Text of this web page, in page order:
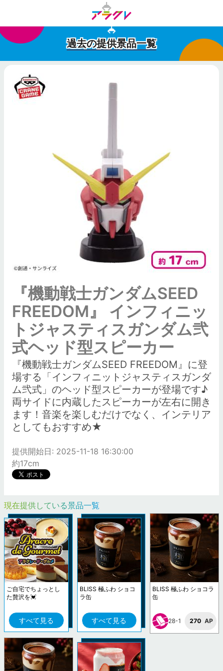
過去の提供景品一覧
『機動戦士ガンダムSEED
FREEDOM』 インフィニッ
トジャスティスガンダム弐
式ヘッド型スピーカー
『機動戦士ガンダムSEED FREEDOM』に登
場する「インフィニットジャスティスガンダ
ム弐式」のヘッド型スピーカーが登場です♪
両サイドに内蔵したスピーカーが左右に開き
ます！音楽を楽しむだけでなく、インテリア
としてもおすすめ★
提供開始日: 2025-11-18 16:30:00
約17cm
現在提供している景品一覧
ご自宅でちょっとし
た贅沢を💓
すべて見る
BLISS 極ふわ ショコ
ラ缶
すべて見る
BLISS 極ふわ ショコラ
缶
28-1 270 AP